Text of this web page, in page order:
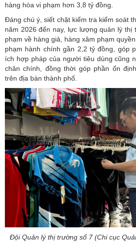
hàng hóa vi phạm hơn 3,8 tỷ đồng.
Đáng chú ý, siết chặt kiểm tra kiểm soát
năm 2026 đến nay, lực lượng quản lý
phạm về hàng giả, hàng xâm phạm
phạm hành chính gần 2,2 tỷ đồng, góp
ích hợp pháp của người tiêu dùng cũng
chân chính, đồng thời góp phần ổn
trên địa bàn thành phố.
Đội Quản lý thị trường số 7 (Chi cục